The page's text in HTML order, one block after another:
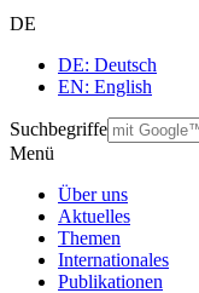
DE
DE: Deutsch
EN: English
Suchbegriffe
Menü
Über uns
Aktuelles
Themen
Internationales
Publikationen